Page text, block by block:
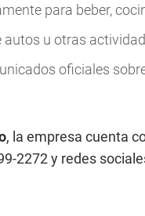
para beber,
autos u otras
oficiales
, la empresa cuenta
2272 y redes